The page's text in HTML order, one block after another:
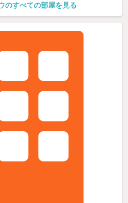
のすべての部屋を見る